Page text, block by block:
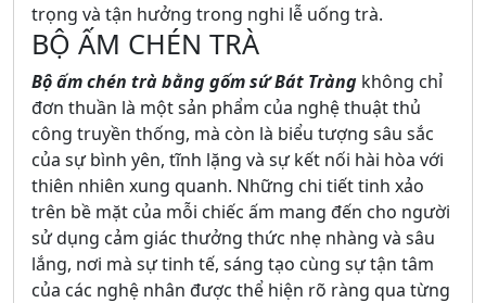
trọng và tận hưởng trong nghi lễ uống trà.
BỘ ẤM CHÉN TRÀ
Bộ ấm chén trà bằng gốm sứ Bát Tràng không chỉ
đơn thuần là một sản phẩm của nghệ thuật thủ
công truyền thống, mà còn là biểu tượng sâu sắc
của sự bình yên, tĩnh lặng và sự kết nối hài hòa với
thiên nhiên xung quanh. Những chi tiết tinh xảo
trên bề mặt của mỗi chiếc ấm mang đến cho người
sử dụng cảm giác thưởng thức nhẹ nhàng và sâu
lắng, nơi mà sự tinh tế, sáng tạo cùng sự tận tâm
của các nghệ nhân được thể hiện rõ ràng qua từng